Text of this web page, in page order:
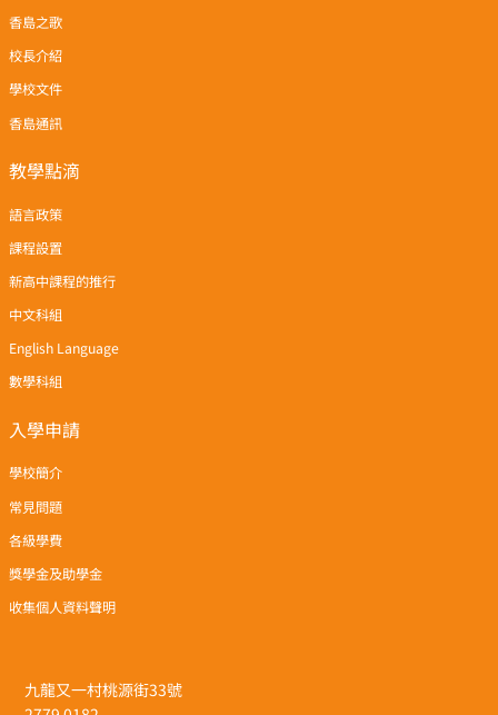
九龍又一村桃源街33號
香島之歌
校長介紹
學校文件
香島通訊
教學點滴
語言政策
課程設置
新高中課程的推行
中文科組
English Language
數學科組
入學申請
學校簡介
常見問題
各級學費
獎學金及助學金
收集個人資料聲明